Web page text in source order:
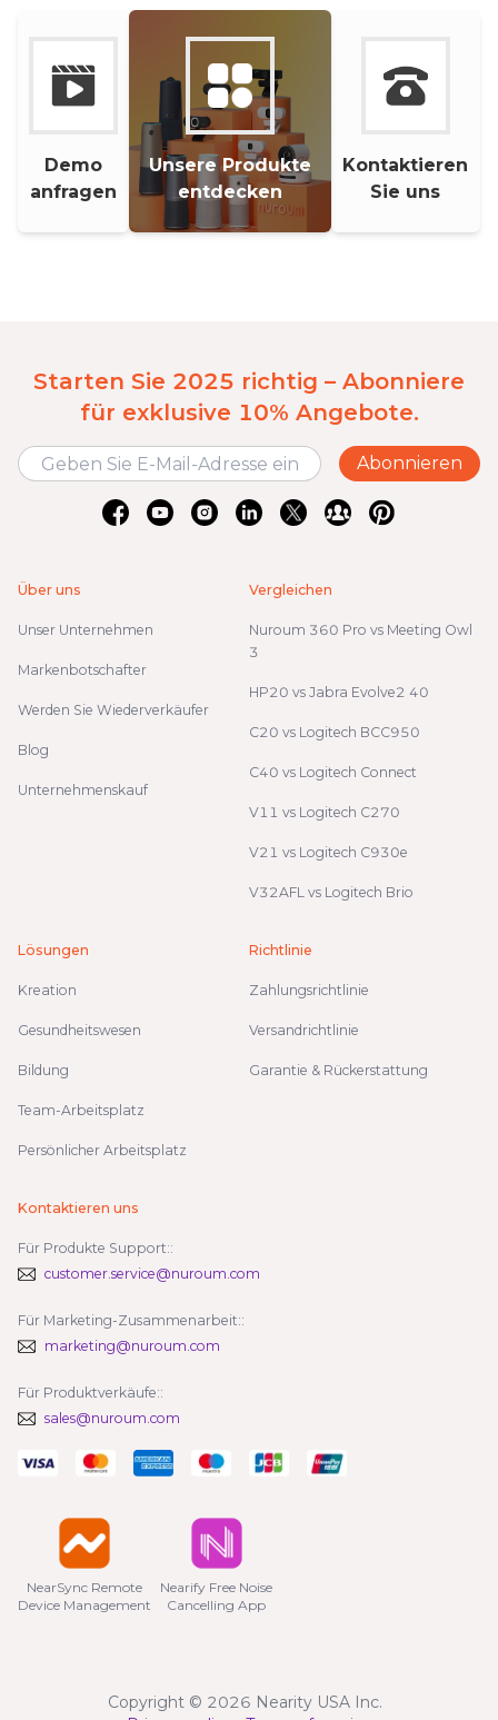
Demo
anfragen
Unsere Produkte
entdecken
Kontaktieren
Sie uns
Starten Sie 2025 richtig – Abonniere
für exklusive 10% Angebote.
Abonnieren
Über uns
Unser Unternehmen
Markenbotschafter
Werden Sie Wiederverkäufer
Blog
Unternehmenskauf
Vergleichen
Nuroum 360 Pro vs Meeting Owl
3
HP20 vs Jabra Evolve2 40
C20 vs Logitech BCC950
C40 vs Logitech Connect
V11 vs Logitech C270
V21 vs Logitech C930e
V32AFL vs Logitech Brio
Lösungen
Kreation
Gesundheitswesen
Bildung
Team-Arbeitsplatz
Persönlicher Arbeitsplatz
Richtlinie
Zahlungsrichtlinie
Versandrichtlinie
Garantie & Rückerstattung
Kontaktieren uns
Für Produkte Support::
customer.service@nuroum.com
Für Marketing-Zusammenarbeit::
marketing@nuroum.com
Für Produktverkäufe::
sales@nuroum.com
NearSync Remote
Device Management
Nearify Free Noise
Cancelling App
Copyright © 2026 Nearity USA Inc.